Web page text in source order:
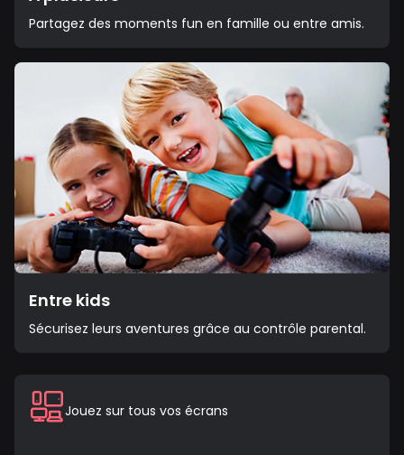
Partagez des moments fun en famille ou entre amis.
Entre kids
Sécurisez leurs aventures grâce au contrôle parental.
Jouez sur tous vos écrans